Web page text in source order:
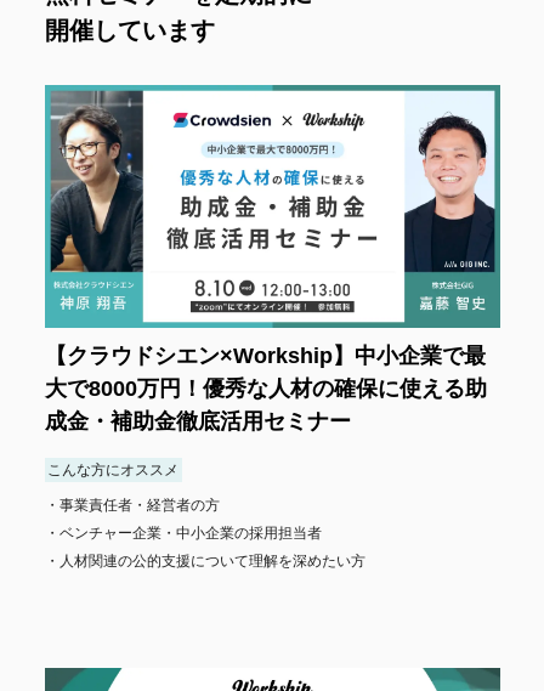
開催しています
【クラウドシエン×Workship】中小企業で最
大で8000万円！優秀な人材の確保に使える助
成金・補助金徹底活用セミナー
こんな方にオススメ
事業責任者・経営者の方
ベンチャー企業・中小企業の採用担当者
人材関連の公的支援について理解を深めたい方